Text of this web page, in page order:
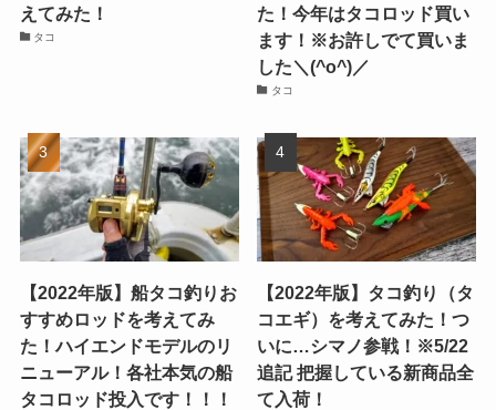
えてみた！
タコ
た！今年はタコロッド買い
ます！※お許しでて買いま
した＼(^o^)／
タコ
【2022年版】船タコ釣りお
すすめロッドを考えてみ
た！ハイエンドモデルのリ
ニューアル！各社本気の船
タコロッド投入です！！！
【2022年版】タコ釣り（タ
コエギ）を考えてみた！つ
いに…シマノ参戦！※5/22
追記 把握している新商品全
て入荷！